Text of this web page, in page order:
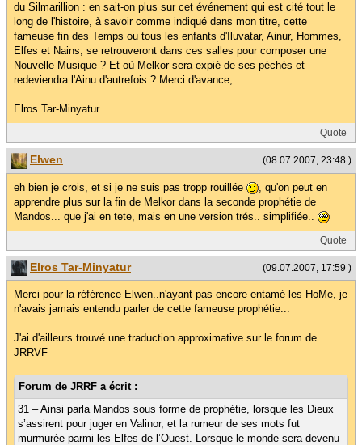
du Silmarillion : en sait-on plus sur cet événement qui est cité tout le
long de l'histoire, à savoir comme indiqué dans mon titre, cette
fameuse fin des Temps ou tous les enfants d'Iluvatar, Ainur, Hommes,
Elfes et Nains, se retrouveront dans ces salles pour composer une
Nouvelle Musique ? Et où Melkor sera expié de ses péchés et
redeviendra l'Ainu d'autrefois ? Merci d'avance,
Elros Tar-Minyatur
Quote
(08.07.2007, 23:48 )
Elwen
eh bien je crois, et si je ne suis pas tropp rouillée
, qu'on peut en
apprendre plus sur la fin de Melkor dans la seconde prophétie de
Mandos... que j'ai en tete, mais en une version trés.. simplifiée..
Quote
(09.07.2007, 17:59 )
Elros Tar-Minyatur
Merci pour la référence Elwen..n'ayant pas encore entamé les HoMe, je
n'avais jamais entendu parler de cette fameuse prophétie...
J'ai d'ailleurs trouvé une traduction approximative sur le forum de
JRRVF
Forum de JRRF a écrit :
31 – Ainsi parla Mandos sous forme de prophétie, lorsque les Dieux
s’assirent pour juger en Valinor, et la rumeur de ses mots fut
murmurée parmi les Elfes de l’Ouest. Lorsque le monde sera devenu